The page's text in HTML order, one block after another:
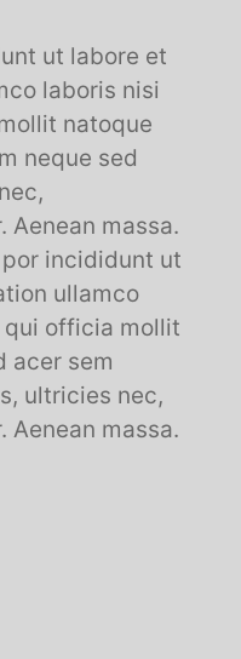
ut labore et
laboris nisi
natoque
neque sed
massa.
incididunt ut
ullamco
qui officia mollit
acer sem
ultricies nec,
massa.